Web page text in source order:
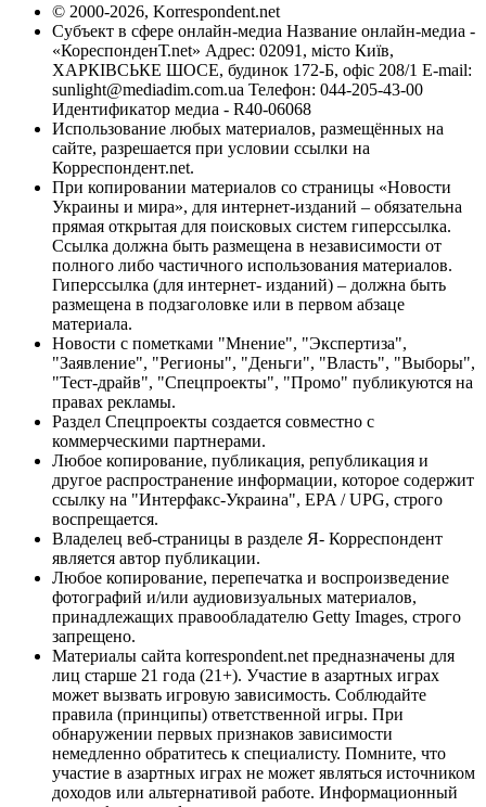
© 2000-2026, Korrespondent.net
Субъект в сфере онлайн-медиа Название онлайн-медиа -
«КореспонденТ.net» Адрес: 02091, місто Київ,
ХАРКІВСЬКЕ ШОСЕ, будинок 172-Б, офіс 208/1 E-mail:
sunlight@mediadim.com.ua Телефон: 044-205-43-00
Идентификатор медиа - R40-06068
Использование любых материалов, размещённых на
сайте, разрешается при условии ссылки на
Корреспондент.net.
При копировании материалов со страницы «Новости
Украины и мира», для интернет-изданий – обязательна
прямая открытая для поисковых систем гиперссылка.
Ссылка должна быть размещена в независимости от
полного либо частичного использования материалов.
Гиперссылка (для интернет- изданий) – должна быть
размещена в подзаголовке или в первом абзаце
материала.
Новости с пометками "Мнение", "Экспертиза",
"Заявление", "Регионы", "Деньги", "Власть", "Выборы",
"Тест-драйв", "Спецпроекты", "Промо" публикуются на
правах рекламы.
Раздел Спецпроекты создается совместно с
коммерческими партнерами.
Любое копирование, публикация, републикация и
другое распространение информации, которое содержит
ссылку на "Интерфакс-Украина", EPA / UPG, строго
воспрещается.
Владелец веб-страницы в разделе Я- Корреспондент
является автор публикации.
Любое копирование, перепечатка и воспроизведение
фотографий и/или аудиовизуальных материалов,
принадлежащих правообладателю Getty Images, строго
запрещено.
Материалы сайта korrespondent.net предназначены для
лиц старше 21 года (21+). Участие в азартных играх
может вызвать игровую зависимость. Соблюдайте
правила (принципы) ответственной игры. При
обнаружении первых признаков зависимости
немедленно обратитесь к специалисту. Помните, что
участие в азартных играх не может являться источником
доходов или альтернативой работе. Информационный